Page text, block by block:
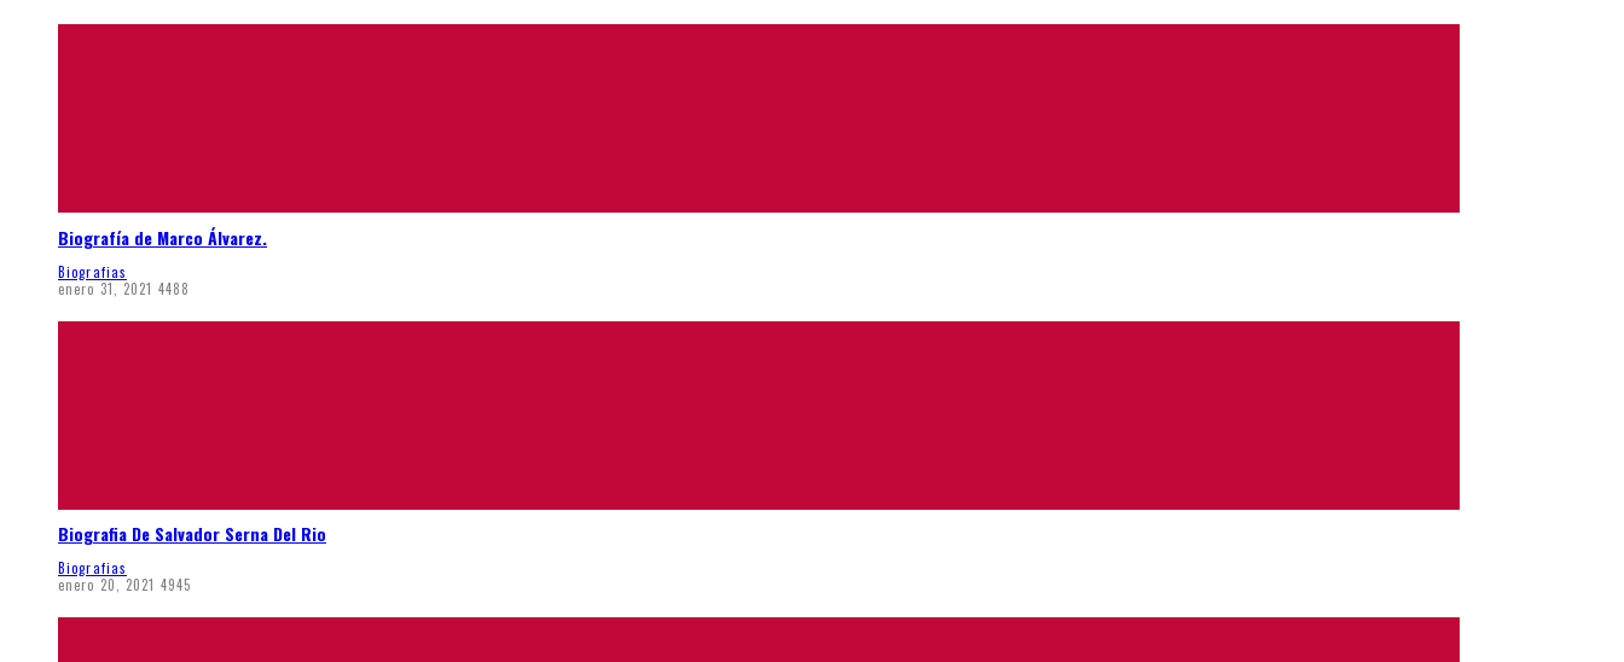
Biografía de Marco Álvarez.
Biografias
enero 31, 2021 4488
Biografia De Salvador Serna Del Rio
Biografias
enero 20, 2021 4945